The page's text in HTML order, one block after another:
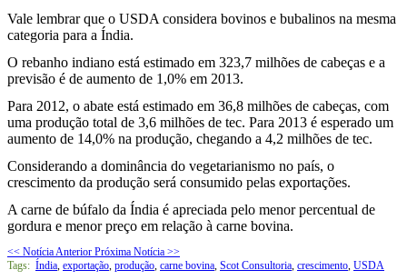
Vale lembrar que o USDA considera bovinos e bubalinos na mesma
categoria para a Índia.
O rebanho indiano está estimado em 323,7 milhões de cabeças e a
previsão é de aumento de 1,0% em 2013.
Para 2012, o abate está estimado em 36,8 milhões de cabeças, com
uma produção total de 3,6 milhões de tec. Para 2013 é esperado um
aumento de 14,0% na produção, chegando a 4,2 milhões de tec.
Considerando a dominância do vegetarianismo no país, o
crescimento da produção será consumido pelas exportações.
A carne de búfalo da Índia é apreciada pelo menor percentual de
gordura e menor preço em relação à carne bovina.
<< Notícia Anterior Próxima Notícia >>
Tags: Índia, exportação, produção, carne bovina, Scot Consultoria, crescimento, USDA